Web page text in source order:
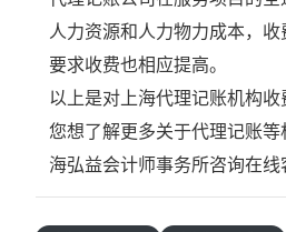
人力资源和人力物力成本，
要求收费也相应提高。
以上是对上海代理记账机构
您想了解更多关于代理记账
海弘益会计师事务所咨询在线